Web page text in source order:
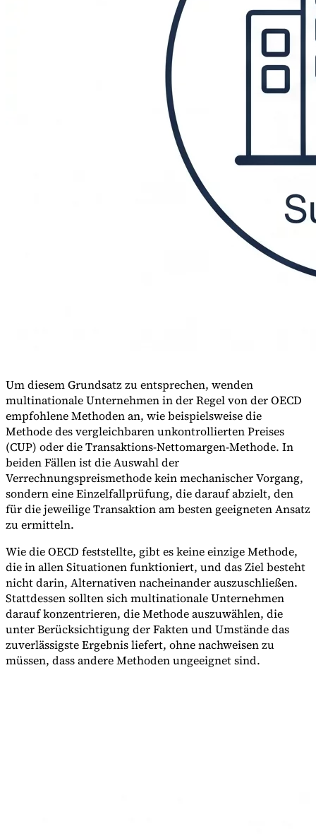
Um diesem Grundsatz zu entsprechen, wenden
multinationale Unternehmen in der Regel von der OECD
empfohlene Methoden an, wie beispielsweise die
Methode des vergleichbaren unkontrollierten Preises
(CUP) oder die Transaktions-Nettomargen-Methode. In
beiden Fällen ist die Auswahl der
Verrechnungspreismethode kein mechanischer Vorgang,
sondern eine Einzelfallprüfung, die darauf abzielt, den
für die jeweilige Transaktion am besten geeigneten Ansatz
zu ermitteln.
Wie die OECD feststellte, gibt es keine einzige Methode,
die in allen Situationen funktioniert, und das Ziel besteht
nicht darin, Alternativen nacheinander auszuschließen.
Stattdessen sollten sich multinationale Unternehmen
darauf konzentrieren, die Methode auszuwählen, die
unter Berücksichtigung der Fakten und Umstände das
zuverlässigste Ergebnis liefert, ohne nachweisen zu
müssen, dass andere Methoden ungeeignet sind.